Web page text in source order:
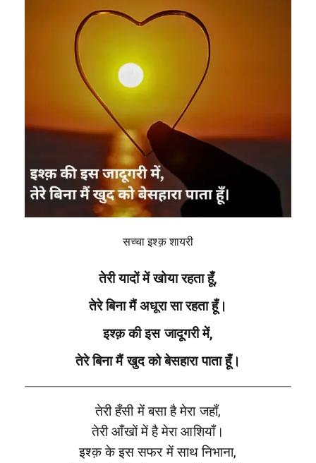
सच्चा इश्क़ शायरी
तेरी यादों में खोया रहता हूँ,
तेरे बिना मैं अधूरा सा रहता हूँ।
इश्क़ की इस जादूगरी में,
तेरे बिना मैं खुद को बेसहारा पाता हूँ।
तेरी हँसी में बसा है मेरा जहाँ,
तेरी आँखों में है मेरा आशियाँ।
इश्क़ के इस सफर में साथ निभाना,